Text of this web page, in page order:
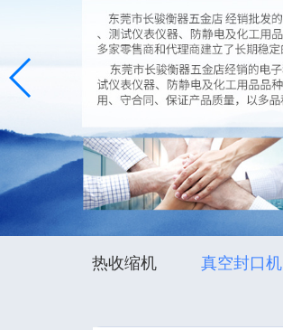
热收缩机 真空封口机